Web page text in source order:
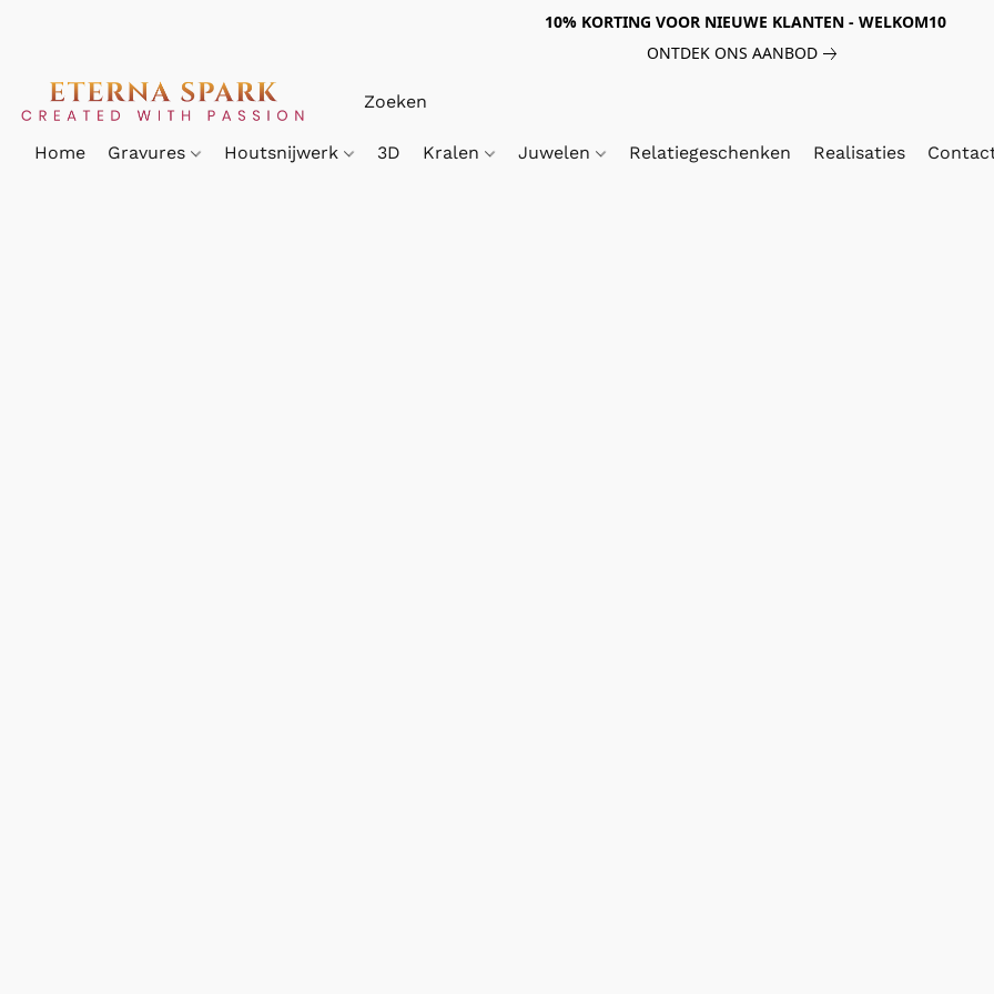
10% KORTING VOOR NIEUWE KLANTEN - WELKOM10
ONTDEK ONS AANBOD
Home Gravures Houtsnijwerk 3D Kralen Juwelen Relatiegeschenken Realisaties